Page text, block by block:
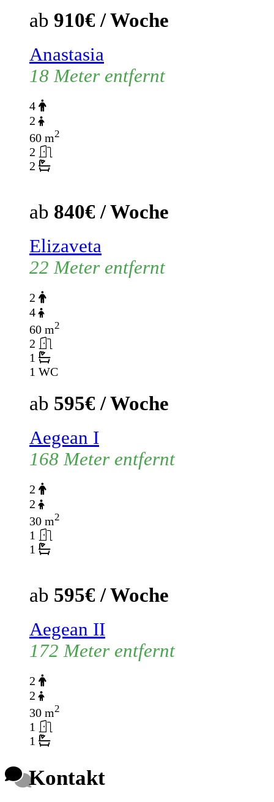
ab 910€ / Woche
Anastasia
18 Meter entfernt
4
2
60 m2
2
2
ab 840€ / Woche
Elizaveta
22 Meter entfernt
2
4
60 m2
2
1
1 WC
ab 595€ / Woche
Aegean I
168 Meter entfernt
2
2
30 m2
1
1
ab 595€ / Woche
Aegean II
172 Meter entfernt
2
2
30 m2
1
1
Kontakt